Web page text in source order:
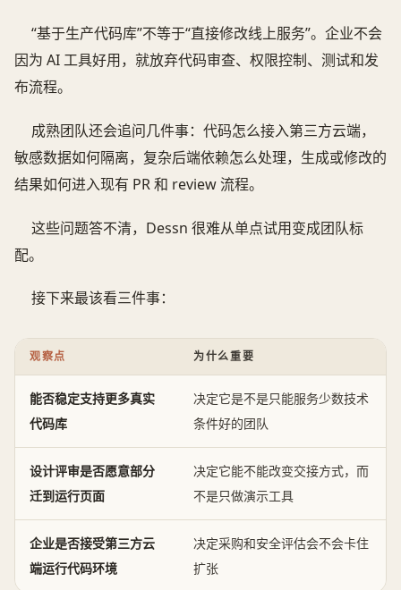
“基于生产代码库”不等于“直接修改线上服务”。企业不会
因为 AI 工具好用，就放弃代码审查、权限控制、测试和发
布流程。
成熟团队还会追问几件事：代码怎么接入第三方云端，
敏感数据如何隔离，复杂后端依赖怎么处理，生成或修改的
结果如何进入现有 PR 和 review 流程。
这些问题答不清，Dessn 很难从单点试用变成团队标
配。
接下来最该看三件事：
观察点 为什么重要
能否稳定支持更多真实
代码库
决定它是不是只能服务少数技术
条件好的团队
设计评审是否愿意部分
迁到运行页面
决定它能不能改变交接方式，而
不是只做演示工具
企业是否接受第三方云
端运行代码环境
决定采购和安全评估会不会卡住
扩张